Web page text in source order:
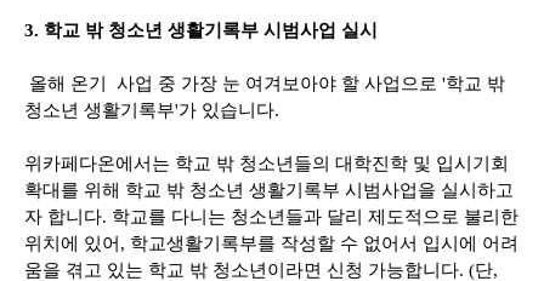
3. 학교 밖 청소년 생활기록부 시범사업 실시
올해 온기 사업 중 가장 눈 여겨보아야 할 사업으로 '학교 밖
청소년 생활기록부'가 있습니다.
위카페다온에서는 학교 밖 청소년들의 대학진학 및 입시기회
확대를 위해 학교 밖 청소년 생활기록부 시범사업을 실시하고
자 합니다. 학교를 다니는 청소년들과 달리 제도적으로 불리한
위치에 있어, 학교생활기록부를 작성할 수 없어서 입시에 어려
움을 겪고 있는 학교 밖 청소년이라면 신청 가능합니다. (단,